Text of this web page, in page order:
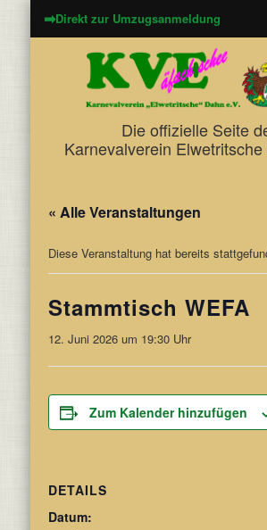
➡Direkt zur Umzugsanmeldung
Die offizielle Seite
Karnevalverein Elwetritsche
« Alle Veranstaltungen
Diese Veranstaltung hat bereits
Stammtisch WEFA
12. Juni 2026 um 19:30 Uhr
Zum Kalender hinzufügen
DETAILS
Datum: